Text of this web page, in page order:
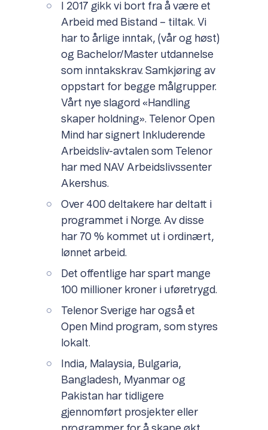
I 2017 gikk vi bort fra å være et
Arbeid med Bistand – tiltak. Vi
har to årlige inntak, (vår og høst)
og Bachelor/Master utdannelse
som inntakskrav. Samkjøring av
oppstart for begge målgrupper.
Vårt nye slagord «Handling
skaper holdning». Telenor Open
Mind har signert Inkluderende
Arbeidsliv-avtalen som Telenor
har med NAV Arbeidslivssenter
Akershus.
Over 400 deltakere har deltatt i
programmet i Norge. Av disse
har 70 % kommet ut i ordinært,
lønnet arbeid.
Det offentlige har spart mange
100 millioner kroner i uføretrygd.
Telenor Sverige har også et
Open Mind program, som styres
lokalt.
India, Malaysia, Bulgaria,
Bangladesh, Myanmar og
Pakistan har tidligere
gjennomført prosjekter eller